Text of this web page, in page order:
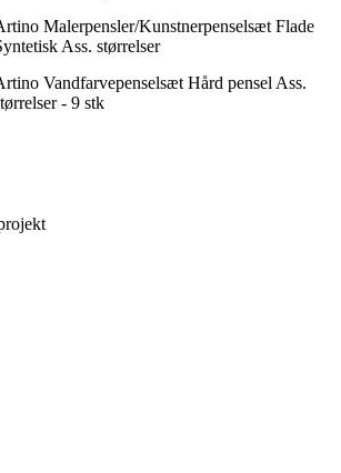
Malerpensler/Kunstnerpenselsæt Flade
Ass. størrelser
Vandfarvepenselsæt Hård pensel Ass.
- 9 stk